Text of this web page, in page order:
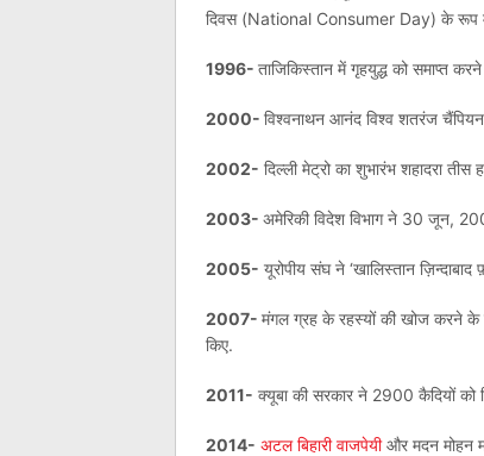
दिवस (National Consumer Day) के रूप में
1996- ताजिकिस्तान में गृहयुद्ध को समाप्त
2000- विश्वनाथन आनंद विश्व शतरंज
2002- दिल्ली मेट्रो का शुभारंभ शहादरा
2003- अमेरिकी विदेश विभाग ने 30 जून,
2005- यूरोपीय संघ ने ‘खालिस्तान
2007- मंगल ग्रह के रहस्यों की खोज करने के
किए.
2011- क्यूबा की सरकार ने 2900 कैदियों को
2014- अटल बिहारी वाजपेयीऔर मदन मोहन